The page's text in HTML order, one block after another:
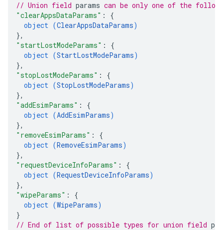
// Union field params can be only one of the
"clearAppsDataParams" : {
object (ClearAppsDataParams)
},
"startLostModeParams" : {
object (StartLostModeParams)
},
"stopLostModeParams" : {
object (StopLostModeParams)
},
"addEsimParams" : {
object (AddEsimParams)
},
"removeEsimParams" : {
object (RemoveEsimParams)
},
"requestDeviceInfoParams" : {
object (RequestDeviceInfoParams)
},
"wipeParams" : {
object (WipeParams)
}
// End of list of possible types for union field